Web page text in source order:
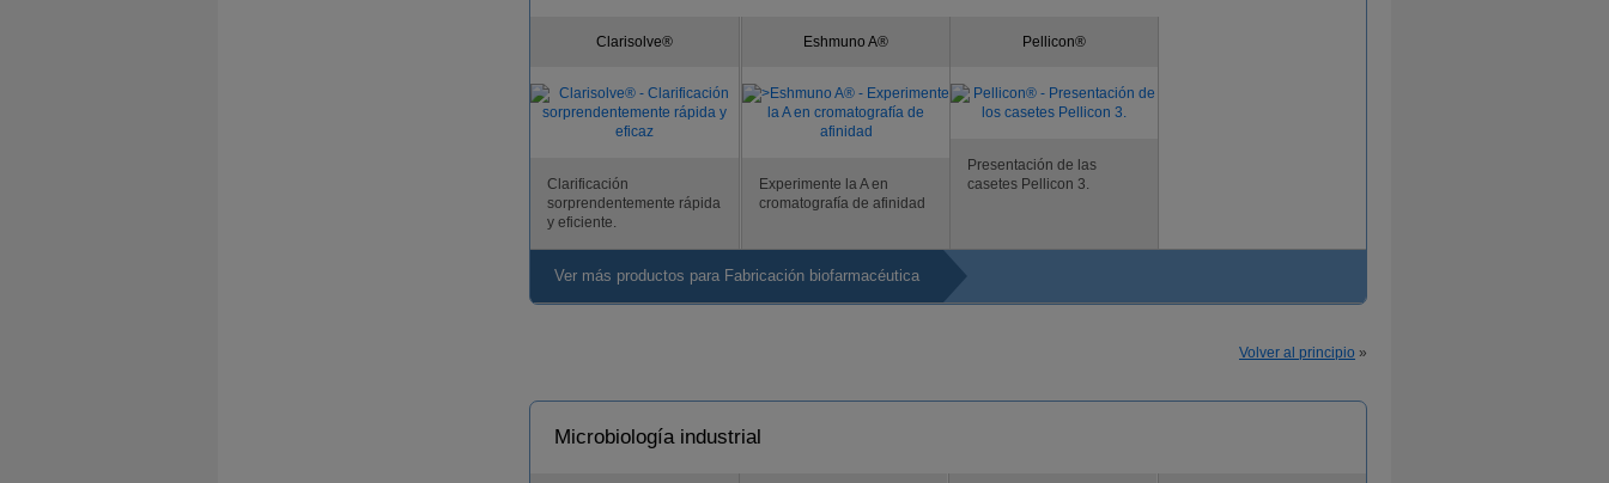
Clarisolve®
Clarificación
sorprendentemente rápida
y eficiente.
Eshmuno A®
Experimente la A en
cromatografía de afinidad
Pellicon®
Presentación de las
casetes Pellicon 3.
Ver más productos para Fabricación biofarmacéutica
Volver al principio »
Microbiología industrial